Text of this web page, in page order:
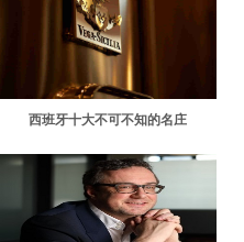
西班牙十大不可不知的名庄